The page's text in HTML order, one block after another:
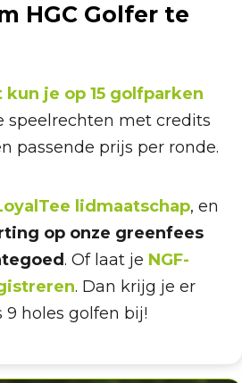
HGC Golfer te
kun je op 15 golfparken
speelrechten met credits
passende prijs per ronde.
lidmaatschap, en
op onze greenfees
. Of laat je NGF-
. Dan krijg je er
9 holes golfen bij!